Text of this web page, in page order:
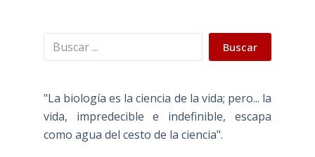
Buscar Buscar
"La biología es la ciencia de la vida; pero... la
vida, impredecible e indefinible, escapa
como agua del cesto de la ciencia".